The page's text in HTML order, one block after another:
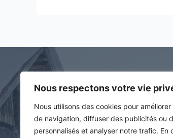
Nous respectons votre vie
Nous utilisons des cookies pour
de navigation, diffuser des publicités ou
personnalisés et analyser notre trafic. En
Contact
194 rue des artisans
74400 Taninges